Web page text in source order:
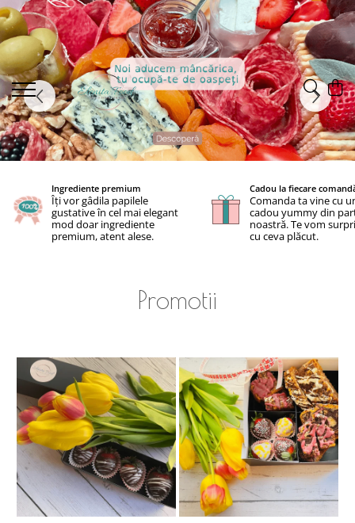
Ingrediente premium
Îți vor gâdila papilele
gustative în cel mai elegant
mod doar ingrediente
premium, atent alese.
Cadou la fiecare
Comanda ta vine cu
cadou yummy din
noastră. Te vom
cu ceva plăcut.
Promotii